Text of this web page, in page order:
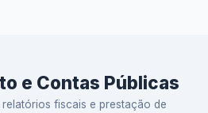
e Contas Públicas
fiscais e prestação de